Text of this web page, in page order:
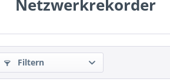
Netzwerkrekorder
Filtern